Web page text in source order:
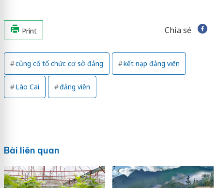
Print Chia sẻ
củng cố tổ chức cơ sở đảng kết nạp đảng viên
Lào Cai đảng viên
Bài liên quan